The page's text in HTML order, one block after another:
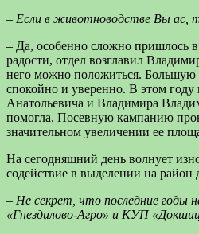
– Если в животноводстве Вы ас,
– Да, особенно сложно пришлось в
радости, отдел возглавил
него можно положиться. Большую
спокойно и уверенно. В этом
Анатольевича и Владимира
помогла. Посевную кампанию
значительном увеличении ее
На сегодняшний день волнует
содействие в выделении на
– Не секрет, что последние годы
«Гнездилово-Агро» и КУП